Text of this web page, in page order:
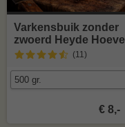
Varkensbuik zonder
zwoerd Heyde Hoeve
(11)
€ 8,-